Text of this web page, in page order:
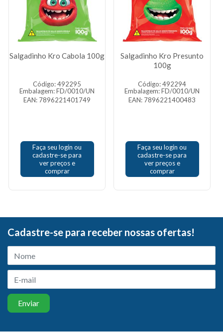
Salgadinho Kro Cabola 100g
Código: 492295
Embalagem: FD/0010/UN
EAN: 7896221401749
Faça seu login ou
cadastre-se para
ver preços e
comprar
Salgadinho Kro Presunto
100g
Código: 492294
Embalagem: FD/0010/UN
EAN: 7896221400483
Faça seu login ou
cadastre-se para
ver preços e
comprar
Cadastre-se para receber nossas ofertas!